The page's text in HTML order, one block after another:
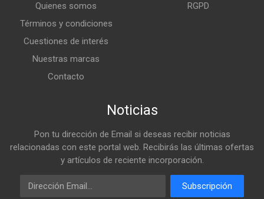
Quienes somos
Términos y condiciones
Cuestiones de interés
Nuestras marcas
Contacto
RGPD
Noticias
Pon tu dirección de Email si deseas recibir noticias
relacionadas con este portal web. Recibirás las últimas ofertas
y artículos de reciente incorporación.
Email
Subscripción